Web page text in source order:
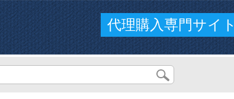
代理購入専門サイト